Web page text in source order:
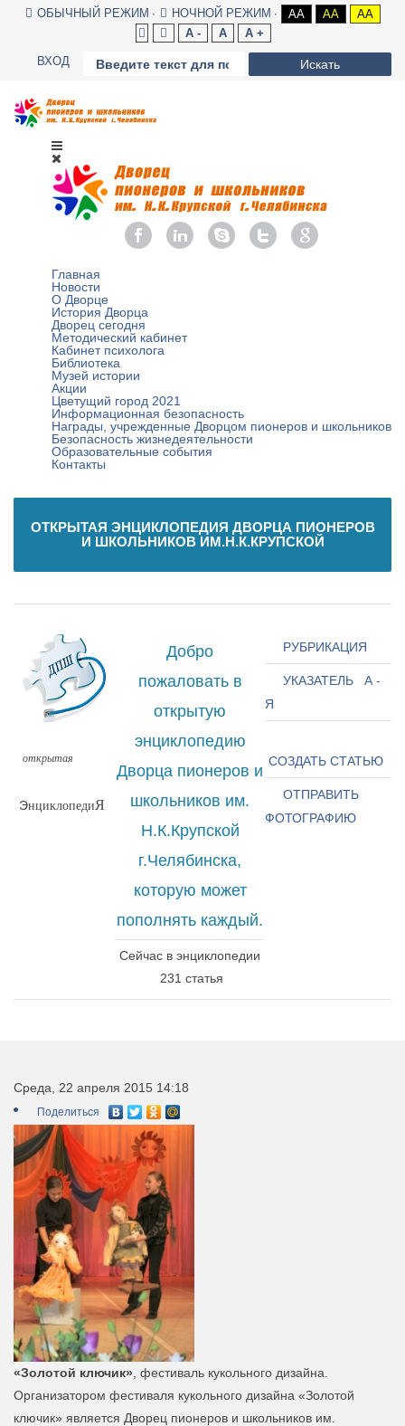
ОБЫЧНЫЙ РЕЖИМ НОЧНОЙ РЕЖИМ AA AA
AA
A -
A A +
Искать
ВХОД
Главная
Новости
О Дворце
История Дворца
Дворец сегодня
Методический кабинет
Кабинет психолога
Библиотека
Музей истории
Акции
Цветущий город 2021
Информационная безопасность
Награды, учрежденные Дворцом пионеров и школьников
Безопасность жизнедеятельности
Образовательные события
Контакты
ОТКРЫТАЯ ЭНЦИКЛОПЕДИЯ ДВОРЦА ПИОНЕРОВ
И ШКОЛЬНИКОВ ИМ.Н.К.КРУПСКОЙ
открытая
ЭнциклопедиЯ
Добро
пожаловать в
открытую
энциклопедию
Дворца пионеров и
школьников им.
Н.К.Крупской
г.Челябинска,
которую может
пополнять каждый.
Сейчас в энциклопедии
231 статья
РУБРИКАЦИЯ
УКАЗАТЕЛЬ А -
Я
СОЗДАТЬ СТАТЬЮ
ОТПРАВИТЬ
ФОТОГРАФИЮ
Среда, 22 апреля 2015 14:18
Поделиться
«Золотой ключик» , фестиваль кукольного дизайна.
Организатором фестиваля кукольного дизайна «Золотой
ключик» является Дворец пионеров и школьников им.